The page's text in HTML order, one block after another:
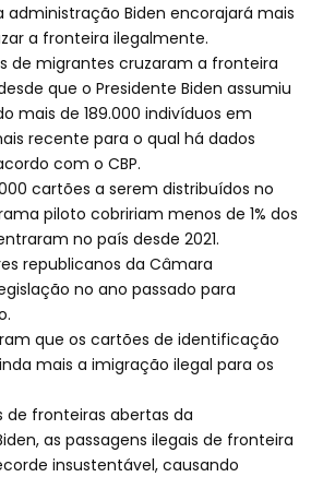
Biden encorajará mais
a fronteira ilegalmente.
de migrantes cruzaram a fronteira
que o Presidente Biden assumiu
mais de 189.000 indivíduos em
recente para o qual há dados
com o CBP.
cartões a serem distribuídos no
piloto cobririam menos de 1% dos
no país desde 2021.
republicanos da Câmara
no ano passado para
que os cartões de identificação
mais a imigração ilegal para os
de fronteiras abertas da
as passagens ilegais de fronteira
insustentável, causando